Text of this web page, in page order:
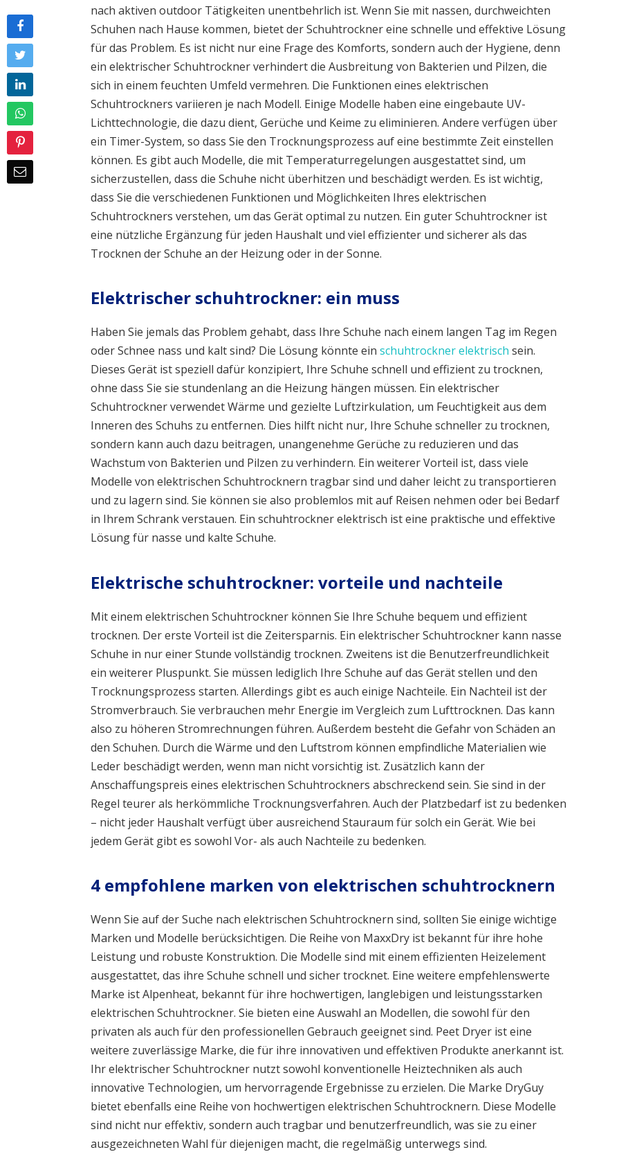
nach aktiven outdoor Tätigkeiten unentbehrlich ist. Wenn Sie mit nassen, durchweichten
Schuhen nach Hause kommen, bietet der Schuhtrockner eine schnelle und effektive Lösung
für das Problem. Es ist nicht nur eine Frage des Komforts, sondern auch der Hygiene, denn
ein elektrischer Schuhtrockner verhindert die Ausbreitung von Bakterien und Pilzen, die
sich in einem feuchten Umfeld vermehren. Die Funktionen eines elektrischen
Schuhtrockners variieren je nach Modell. Einige Modelle haben eine eingebaute UV-
Lichttechnologie, die dazu dient, Gerüche und Keime zu eliminieren. Andere verfügen über
ein Timer-System, so dass Sie den Trocknungsprozess auf eine bestimmte Zeit einstellen
können. Es gibt auch Modelle, die mit Temperaturregelungen ausgestattet sind, um
sicherzustellen, dass die Schuhe nicht überhitzen und beschädigt werden. Es ist wichtig,
dass Sie die verschiedenen Funktionen und Möglichkeiten Ihres elektrischen
Schuhtrockners verstehen, um das Gerät optimal zu nutzen. Ein guter Schuhtrockner ist
eine nützliche Ergänzung für jeden Haushalt und viel effizienter und sicherer als das
Trocknen der Schuhe an der Heizung oder in der Sonne.
Elektrischer schuhtrockner: ein muss
Haben Sie jemals das Problem gehabt, dass Ihre Schuhe nach einem langen Tag im Regen
oder Schnee nass und kalt sind? Die Lösung könnte einschuhtrockner elektrisch sein.
Dieses Gerät ist speziell dafür konzipiert, Ihre Schuhe schnell und effizient zu trocknen,
ohne dass Sie sie stundenlang an die Heizung hängen müssen. Ein elektrischer
Schuhtrockner verwendet Wärme und gezielte Luftzirkulation, um Feuchtigkeit aus dem
Inneren des Schuhs zu entfernen. Dies hilft nicht nur, Ihre Schuhe schneller zu trocknen,
sondern kann auch dazu beitragen, unangenehme Gerüche zu reduzieren und das
Wachstum von Bakterien und Pilzen zu verhindern. Ein weiterer Vorteil ist, dass viele
Modelle von elektrischen Schuhtrocknern tragbar sind und daher leicht zu transportieren
und zu lagern sind. Sie können sie also problemlos mit auf Reisen nehmen oder bei Bedarf
in Ihrem Schrank verstauen. Ein schuhtrockner elektrisch ist eine praktische und effektive
Lösung für nasse und kalte Schuhe.
Elektrische schuhtrockner: vorteile und nachteile
Mit einem elektrischen Schuhtrockner können Sie Ihre Schuhe bequem und effizient
trocknen. Der erste Vorteil ist die Zeitersparnis. Ein elektrischer Schuhtrockner kann nasse
Schuhe in nur einer Stunde vollständig trocknen. Zweitens ist die Benutzerfreundlichkeit
ein weiterer Pluspunkt. Sie müssen lediglich Ihre Schuhe auf das Gerät stellen und den
Trocknungsprozess starten. Allerdings gibt es auch einige Nachteile. Ein Nachteil ist der
Stromverbrauch. Sie verbrauchen mehr Energie im Vergleich zum Lufttrocknen. Das kann
also zu höheren Stromrechnungen führen. Außerdem besteht die Gefahr von Schäden an
den Schuhen. Durch die Wärme und den Luftstrom können empfindliche Materialien wie
Leder beschädigt werden, wenn man nicht vorsichtig ist. Zusätzlich kann der
Anschaffungspreis eines elektrischen Schuhtrockners abschreckend sein. Sie sind in der
Regel teurer als herkömmliche Trocknungsverfahren. Auch der Platzbedarf ist zu bedenken
– nicht jeder Haushalt verfügt über ausreichend Stauraum für solch ein Gerät. Wie bei
jedem Gerät gibt es sowohl Vor- als auch Nachteile zu bedenken.
4 empfohlene marken von elektrischen schuhtrocknern
Wenn Sie auf der Suche nach elektrischen Schuhtrocknern sind, sollten Sie einige wichtige
Marken und Modelle berücksichtigen. Die Reihe von MaxxDry ist bekannt für ihre hohe
Leistung und robuste Konstruktion. Die Modelle sind mit einem effizienten Heizelement
ausgestattet, das ihre Schuhe schnell und sicher trocknet. Eine weitere empfehlenswerte
Marke ist Alpenheat, bekannt für ihre hochwertigen, langlebigen und leistungsstarken
elektrischen Schuhtrockner. Sie bieten eine Auswahl an Modellen, die sowohl für den
privaten als auch für den professionellen Gebrauch geeignet sind. Peet Dryer ist eine
weitere zuverlässige Marke, die für ihre innovativen und effektiven Produkte anerkannt ist.
Ihr elektrischer Schuhtrockner nutzt sowohl konventionelle Heiztechniken als auch
innovative Technologien, um hervorragende Ergebnisse zu erzielen. Die Marke DryGuy
bietet ebenfalls eine Reihe von hochwertigen elektrischen Schuhtrocknern. Diese Modelle
sind nicht nur effektiv, sondern auch tragbar und benutzerfreundlich, was sie zu einer
ausgezeichneten Wahl für diejenigen macht, die regelmäßig unterwegs sind.